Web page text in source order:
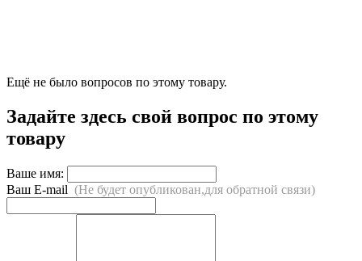
Ещё не было вопросов по этому товару.
Задайте здесь свой вопрос по этому
товару
Ваше имя:
Ваш E-mail (Не будет опубликован,для обратной связи)